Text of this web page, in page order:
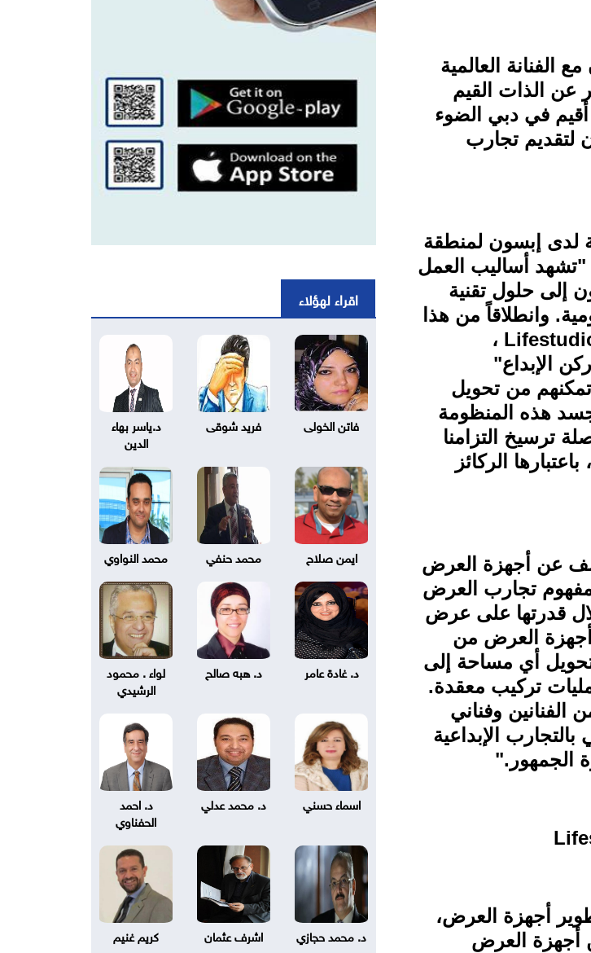
الفنانة العالمية
عن الذات القيم
في دبي الضوء
لتقديم تجارب
لدى إبسون لمنطقة
"تشهد أساليب العمل
إلى حلول تقنية
وانطلاقاً من هذا
،
الإبداع"
تمكنهم من تحويل
هذه المنظومة
ترسيخ التزامنا
الركائز
عن أجهزة العرض
تجارب العرض
قدرتها على عرض
العرض من
أي مساحة إلى
تركيب معقدة.
الفنانين وفناني
بالتجارب الإبداعية
الجمهور ".
أجهزة العرض،
أجهزة العرض
اقراء لهؤلاء
فاتن الخولى فريد شوقى
د.ياسر بهاء
الدين
ايمن صلاح محمد حنفي محمد النواوي
د. غادة عامر د. هبه صالح
لواء . محمود
الرشيدي
اسماء حسني د. محمد عدلي
د. احمد
الحفناوي
د. محمد حجازي اشرف عثمان كريم غنيم